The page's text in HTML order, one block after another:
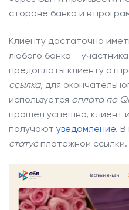
стороне банка и в
Клиенту достаточно
любого банка –
предоплаты клиенту
ссылка, для
используется оплата по
прошел успешно, клиент
получают уведомление. В
статусплатежной ссылки.